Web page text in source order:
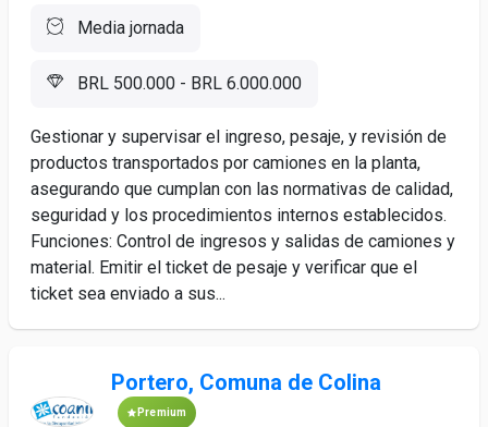
Media jornada
BRL 500.000 - BRL 6.000.000
Gestionar y supervisar el ingreso, pesaje, y revisión de
productos transportados por camiones en la planta,
asegurando que cumplan con las normativas de calidad,
seguridad y los procedimientos internos establecidos.
Funciones: Control de ingresos y salidas de camiones y
material. Emitir el ticket de pesaje y verificar que el
ticket sea enviado a sus...
Portero, Comuna de Colina
Premium